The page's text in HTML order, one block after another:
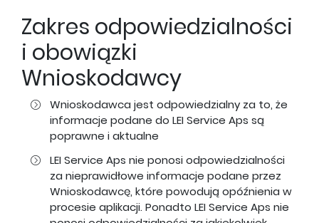
Zakres odpowiedzialności
i obowiązki
Wnioskodawcy
Wnioskodawca jest odpowiedzialny za to, że
informacje podane do LEI Service Aps są
poprawne i aktualne
LEI Service Aps nie ponosi odpowiedzialności
za nieprawidłowe informacje podane przez
Wnioskodawcę, które powodują opóźnienia w
procesie aplikacji. Ponadto LEI Service Aps nie